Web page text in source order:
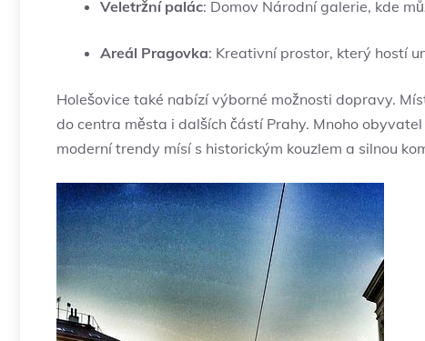
Veletržní palác: Domov Národní galerie, kde
Areál Pragovka: Kreativní prostor, který hostí
Holešovice také nabízí výborné možnosti dopravy.
do centra města i dalších částí Prahy. Mnoho
moderní trendy mísí s historickým kouzlem a silnou